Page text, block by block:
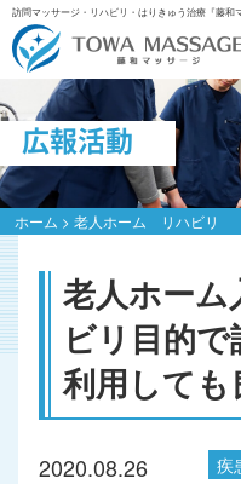
訪問マッサージ・リハビリ・はりきゅう治療『藤和
広報活動
ホーム > 老人ホーム リハビリ
老人ホー
ビリ目的
利用しても
2020.08.26 疾